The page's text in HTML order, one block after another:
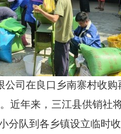
公司在良口乡南寨村收购
近年来，三江县供销社
队到各乡镇设立临时